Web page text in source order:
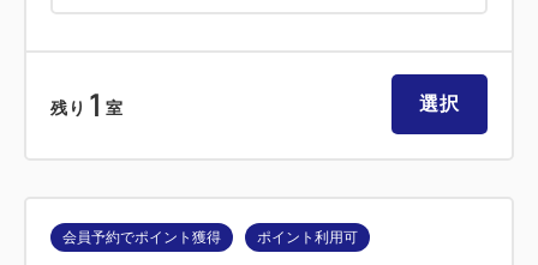
残り 1 室 選択
会員予約でポイント獲得 ポイント利用可